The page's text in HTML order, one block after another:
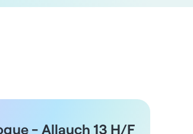
- Allauch 13 H/F